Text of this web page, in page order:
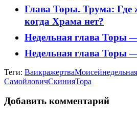
Глава Торы. Трума: Где
когда Храма нет?
Недельная глава Торы
Недельная глава Торы
Теги: ВаикражертваМоисей
СамойловичСкинияТора
Добавить комментарий